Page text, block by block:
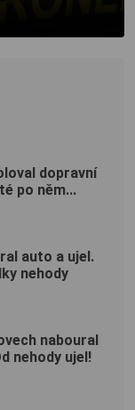
dopravní
po něm...
auto a ujel.
nehody
naboural
nehody ujel!